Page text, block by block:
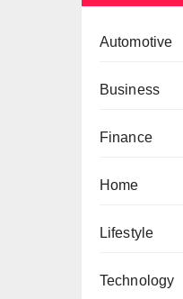
Automotive
Business
Finance
Home
Lifestyle
Technology